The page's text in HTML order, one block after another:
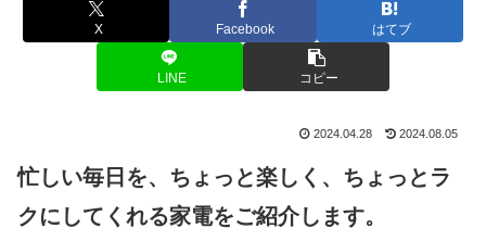
X Facebook はてブ
LINE コピー
2024.04.28 2024.08.05
忙しい毎日を、ちょっと楽しく、ちょっとラ
クにしてくれる家電をご紹介します。